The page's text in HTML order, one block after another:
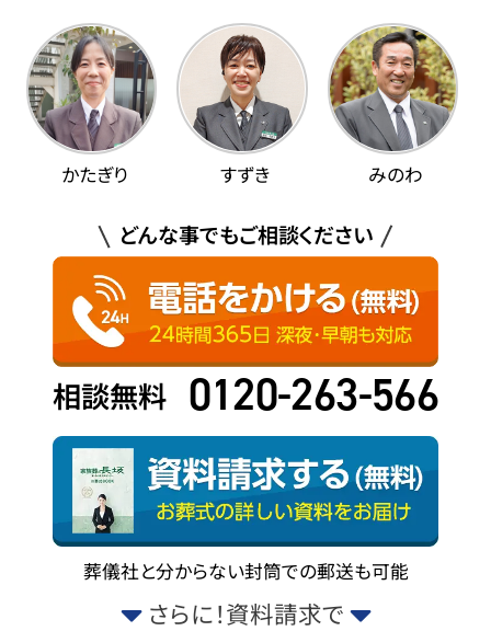
かたぎり すずき みのわ
どんな事でもご相談ください
相談無料 0120-263-566
葬儀社と分からない封筒での郵送も可能
さらに！資料請求で